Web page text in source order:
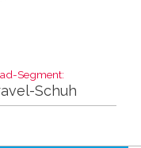
Segment:
Schuh